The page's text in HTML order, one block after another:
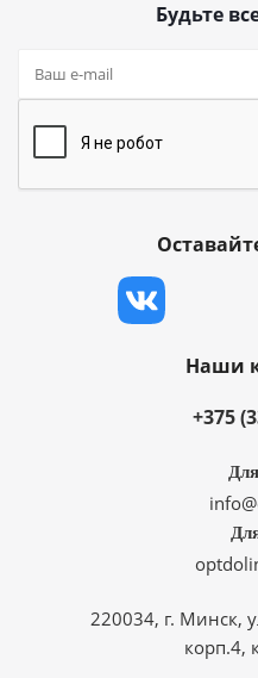
Будьте
Наши
+375
220034, г. Минск,
корп.4,